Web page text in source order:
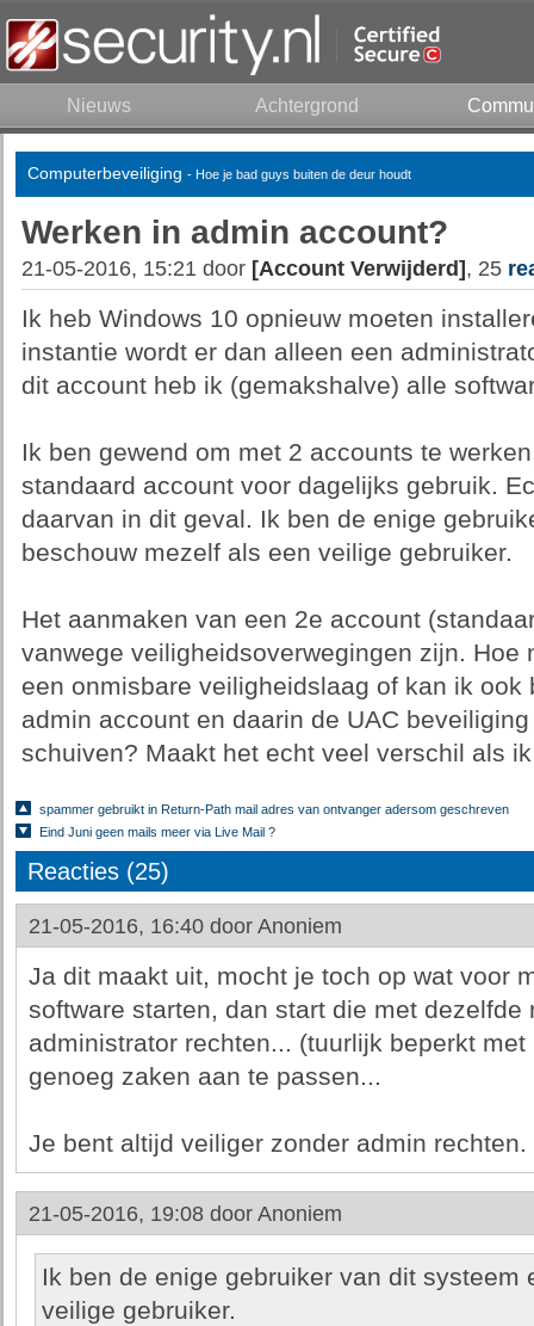
Nieuws Achtergrond
Computerbeveiliging - Hoe je bad guys buiten de deur houdt
Werken in admin account?
21-05-2016, 15:21 door [Account Verwijderd] , 25
Ik heb Windows 10 opnieuw moeten
instantie wordt er dan alleen een
dit account heb ik (gemakshalve) alle
Ik ben gewend om met 2 accounts te
standaard account voor dagelijks gebruik.
daarvan in dit geval. Ik ben de enige
beschouw mezelf als een veilige gebruiker.
Het aanmaken van een 2e account
vanwege veiligheidsoverwegingen zijn. Hoe
een onmisbare veiligheidslaag of kan ik
admin account en daarin de UAC
schuiven? Maakt het echt veel verschil als
spammer gebruikt in Return-Path mail adres van ontvanger adersom geschreven
Eind Juni geen mails meer via Live Mail ?
Reacties (25)
21-05-2016, 16:40 door Anoniem
Ja dit maakt uit, mocht je toch op wat voor
software starten, dan start die met
administrator rechten... (tuurlijk beperkt
genoeg zaken aan te passen...
Je bent altijd veiliger zonder admin rechten.
21-05-2016, 19:08 door Anoniem
Ik ben de enige gebruiker van dit systeem
veilige gebruiker.